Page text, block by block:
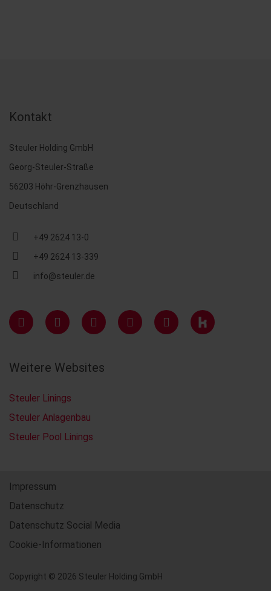
Kontakt
Steuler Holding GmbH
Georg-Steuler-Straße
56203 Höhr-Grenzhausen
Deutschland
+49 2624 13-0
+49 2624 13-339
info@steuler.de
Weitere Websites
Steuler Linings
Steuler Anlagenbau
Steuler Pool Linings
Impressum
Datenschutz
Datenschutz Social Media
Cookie-Informationen
Copyright © 2026 Steuler Holding GmbH